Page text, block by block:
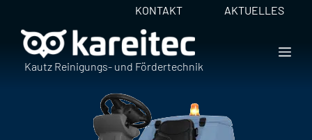
Inhalt
springen
KONTAKT AKTUELLES
Kautz Reinigungs- und Fördertechnik